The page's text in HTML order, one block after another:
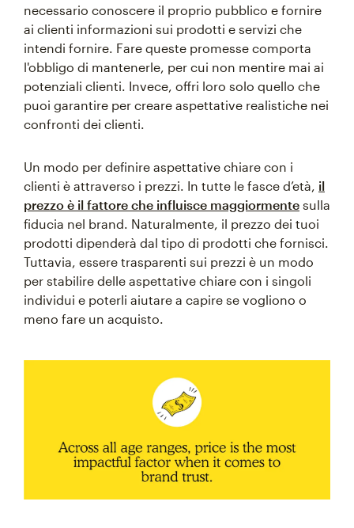
necessario conoscere il proprio pubblico e fornire
ai clienti informazioni sui prodotti e servizi che
intendi fornire. Fare queste promesse comporta
l'obbligo di mantenerle, per cui non mentire mai ai
potenziali clienti. Invece, offri loro solo quello che
puoi garantire per creare aspettative realistiche nei
confronti dei clienti.
Un modo per definire aspettative chiare con i
clienti è attraverso i prezzi. In tutte le fasce d’età, il
prezzo è il fattore che influisce maggiormente sulla
fiducia nel brand. Naturalmente, il prezzo dei tuoi
prodotti dipenderà dal tipo di prodotti che fornisci.
Tuttavia, essere trasparenti sui prezzi è un modo
per stabilire delle aspettative chiare con i singoli
individui e poterli aiutare a capire se vogliono o
meno fare un acquisto.